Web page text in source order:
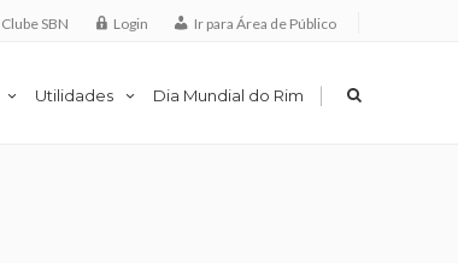
Clube SBN Login Ir para Área de Público
Utilidades Dia Mundial do Rim |